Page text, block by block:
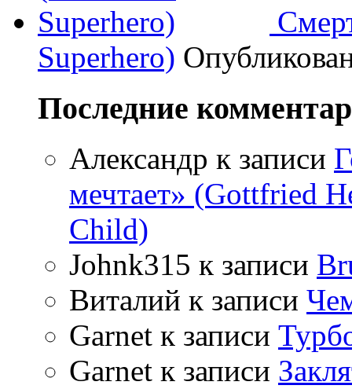
Superhero)
Последние
Александр к записи
мечтает» (Gottfried
Child)
Johnk315 к записи
Виталий к записи
Garnet к записи
Garnet к записи